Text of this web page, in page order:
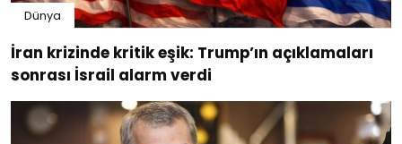
Dünya
İran krizinde kritik eşik: Trump’ın açıklamaları
sonrası İsrail alarm verdi